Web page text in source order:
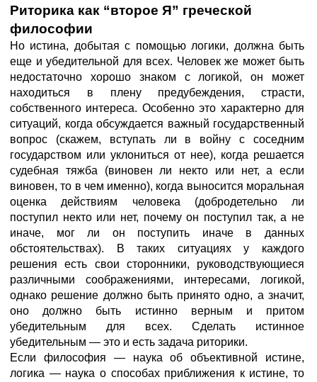
Риторика как “второе Я” греческой
философии
Но истина, добытая с помощью логики, должна быть
еще и убедительной для всех. Человек же может быть
недостаточно хорошо знаком с логикой, он может
находиться в плену предубеждения, страсти,
собственного интереса. Особенно это характерно для
ситуаций, когда обсуждается важный государственный
вопрос (скажем, вступать ли в войну с соседним
государством или уклониться от нее), когда решается
судебная тяжба (виновен ли некто или нет, а если
виновен, то в чем именно), когда выносится моральная
оценка действиям человека (добродетельно ли
поступил некто или нет, почему он поступил так, а не
иначе, мог ли он поступить иначе в данных
обстоятельствах). В таких ситуациях у каждого
решения есть свои сторонники, руководствующиеся
различными соображениями, интересами, логикой,
однако решение должно быть принято одно, а значит,
оно должно быть истинно верным и притом
убедительным для всех. Сделать истинное
убедительным — это и есть задача риторики.
Если философия — наука об объективной истине,
логика — наука о способах приближения к истине, то